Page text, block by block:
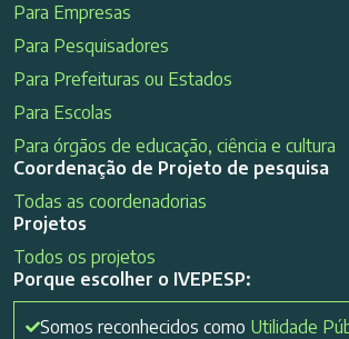
Para Empresas
Para Pesquisadores
Para Prefeituras ou Estados
Para Escolas
Para órgãos de educação, ciência e cultura
Coordenação de Projeto de pesquisa
Todas as coordenadorias
Projetos
Todos os projetos
Porque escolher o IVEPESP:
Somos reconhecidos como Utilidade